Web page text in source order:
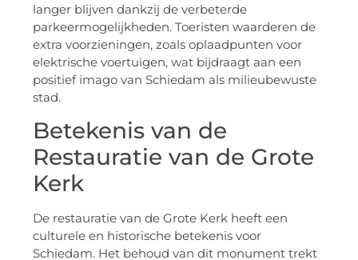
langer blijven dankzij de verbeterde
parkeermogelijkheden. Toeristen waarderen de
extra voorzieningen, zoals oplaadpunten voor
elektrische voertuigen, wat bijdraagt aan een
positief imago van Schiedam als milieubewuste
stad.
Betekenis van de
Restauratie van de Grote
Kerk
De restauratie van de Grote Kerk heeft een
culturele en historische betekenis voor
Schiedam. Het behoud van dit monument trekt